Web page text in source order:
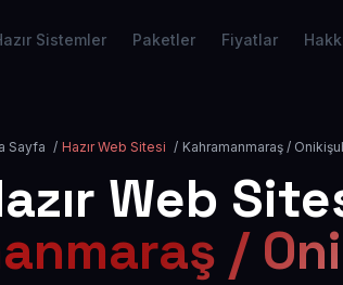
Sistemler Paketler Fiyatlar
Sayfa / Hazır Web Sitesi / Kahramanmaraş /
Web
/